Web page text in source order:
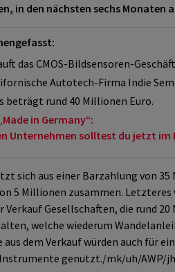
in den nächsten sechs Monaten
das CMOS-Bildsensoren-
Autotech-Firma Indie
beträgt rund 40 Millionen Euro.
in Germany“:
Unternehmen solltest du jetzt im
sich aus einer Barzahlung von
5 Millionen zusammen.
Gesellschaften, die rund 20
welche wiederum
aus dem Verkauf würden auch für
genutzt./mk/uh/AWP/